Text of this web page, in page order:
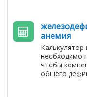
анемия
Калькулятор
необходимо
чтобы
общего